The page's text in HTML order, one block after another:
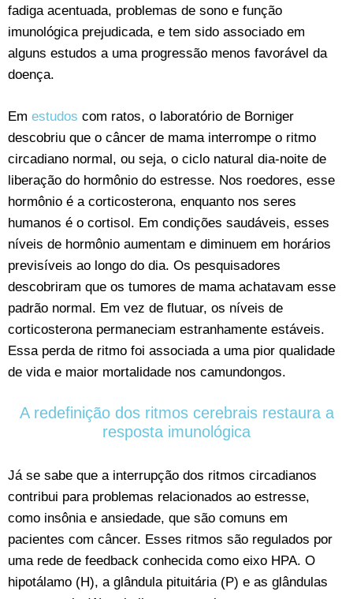
fadiga acentuada, problemas de sono e função
imunológica prejudicada, e tem sido associado em
alguns estudos a uma progressão menos favorável da
doença.
Em estudos com ratos, o laboratório de Borniger
descobriu que o câncer de mama interrompe o ritmo
circadiano normal, ou seja, o ciclo natural dia-noite de
liberação do hormônio do estresse. Nos roedores, esse
hormônio é a corticosterona, enquanto nos seres
humanos é o cortisol. Em condições saudáveis, esses
níveis de hormônio aumentam e diminuem em horários
previsíveis ao longo do dia. Os pesquisadores
descobriram que os tumores de mama achatavam esse
padrão normal. Em vez de flutuar, os níveis de
corticosterona permaneciam estranhamente estáveis.
Essa perda de ritmo foi associada a uma pior qualidade
de vida e maior mortalidade nos camundongos.
A redefinição dos ritmos cerebrais restaura a
resposta imunológica
Já se sabe que a interrupção dos ritmos circadianos
contribui para problemas relacionados ao estresse,
como insônia e ansiedade, que são comuns em
pacientes com câncer. Esses ritmos são regulados por
uma rede de feedback conhecida como eixo HPA. O
hipotálamo (H), a glândula pituitária (P) e as glândulas